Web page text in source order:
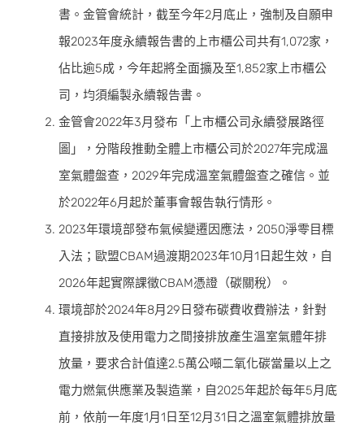
書。金管會統計，截至今年2月底止，強制及自願申
報2023年度永續報告書的上市櫃公司共有1,072家，
佔比逾5成，今年起將全面擴及至1,852家上市櫃公
司，均須編製永續報告書。
金管會2022年3月發布「上市櫃公司永續發展路徑
圖」，分階段推動全體上市櫃公司於2027年完成溫
室氣體盤查，2029年完成溫室氣體盤查之確信。並
於2022年6月起於董事會報告執行情形。
2023年環境部發布氣候變遷因應法，2050淨零目標
入法；歐盟CBAM過渡期2023年10月1日起生效，自
2026年起實際課徵CBAM憑證（碳關稅）。
環境部於2024年8月29日發布碳費收費辦法，針對
直接排放及使用電力之間接排放產生溫室氣體年排
放量，要求合計值達2.5萬公噸二氧化碳當量以上之
電力燃氣供應業及製造業，自2025年起於每年5月底
前，依前一年度1月1日至12月31日之溫室氣體排放量